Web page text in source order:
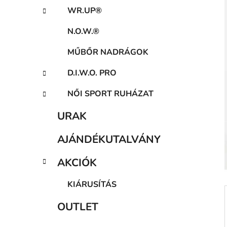
n
WR.UP®
N.O.W.®
MŰBŐR NADRÁGOK
D.I.W.O. PRO
NŐI SPORT RUHÁZAT
URAK
AJÁNDÉKUTALVÁNY
AKCIÓK
KIÁRUSÍTÁS
OUTLET